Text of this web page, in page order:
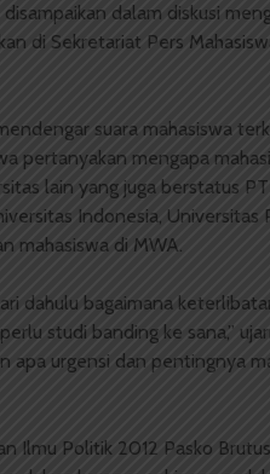
dalam diskusi
di Sekretariat Pers
suara mahasiswa
pertanyakan mengapa
lain yang juga berstatus
Indonesia, Universitas
mahasiswa di MWA.
dahulu bagaimana
studi banding ke sana,”
apa urgensi dan pentingnya
Ilmu Politik 2012 Pasko